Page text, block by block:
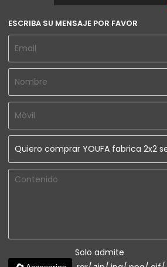
ESCRIBA SU MENSAJE POR FAVOR
Solo admite